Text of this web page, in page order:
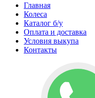
Главная
Колеса
Каталог б/у
Оплата и доставка
Условия выкупа
Контакты